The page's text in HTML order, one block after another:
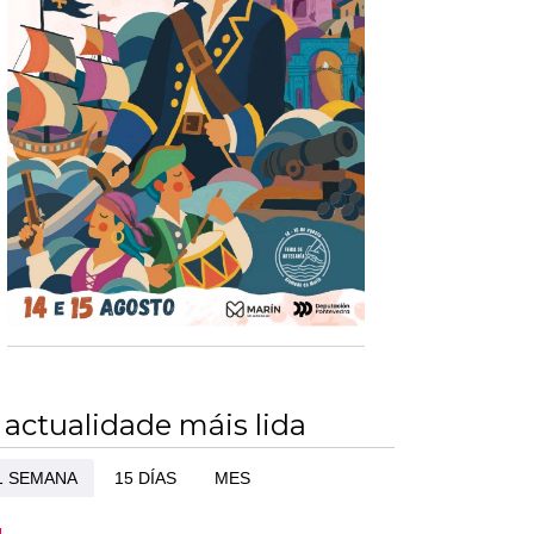
actualidade máis lida
SEMANA 15 DÍAS MES